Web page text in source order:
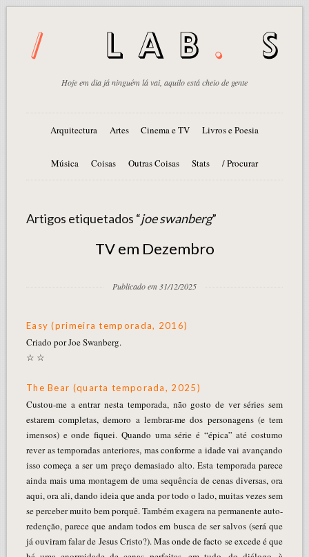
Hoje em dia já ninguém lá vai, aquilo está cheio de gente
Arquitectura Artes Cinema e TV Livros e Poesia
Música Coisas Outras Coisas Stats / Procurar
Artigos etiquetados “joe swanberg”
TV em Dezembro
Publicado em 31/12/2025
Easy (primeira temporada, 2016)
Criado por Joe Swanberg.
☆ ☆
The Bear (quarta temporada, 2025)
Custou-me a entrar nesta temporada, não gosto de ver séries sem
estarem completas, demoro a lembrar-me dos personagens (e tem
imensos) e onde fiquei. Quando uma série é “épica” até costumo
rever as temporadas anteriores, mas conforme a idade vai avançando
isso começa a ser um preço demasiado alto. Esta temporada parece
ainda mais uma montagem de uma sequência de cenas diversas, ora
aqui, ora ali, dando ideia que anda por todo o lado, muitas vezes sem
se perceber muito bem porquê. Também exagera na permanente auto-
redenção, parece que andam todos em busca de ser salvos (será que
já ouviram falar de Jesus Cristo?). Mas onde de facto se excede é que